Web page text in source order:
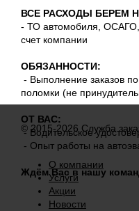
ВСЕ РАСХОДЫ БЕРЕМ
- ТО автомобиля, ОСАГО,
счет компании
ОБЯЗАННОСТИ:
- Выполнение заказов
поломки (не
ОТ ВАС:
- Водительское
- Опыт работы на
Ждём Вас в нашу
© 2015-2026 Служба
О компании
Услуги
Акции
Новости